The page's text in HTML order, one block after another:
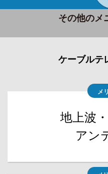
その他のメ
ケーブルテ
メ
地上波
アン